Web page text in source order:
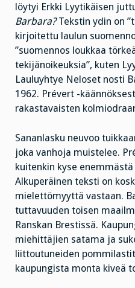
löytyi Erkki Lyytikäisen
Barbara?Tekstin ydin on
kirjoitettu laulun
”suomennos loukkaa
tekijänoikeuksia”, kuten
Lauluyhtye Neloset nosti
1962. Prévert -
rakastavaisten
Sananlasku neuvoo
joka vanhoja muistelee.
kuitenkin kyse
Alkuperäinen teksti on
mielettömyyttä vastaan.
tuttavuuden toisen
Ranskan Brestissä.
miehittäjien satama ja
liittoutuneiden
kaupungista monta kiveä